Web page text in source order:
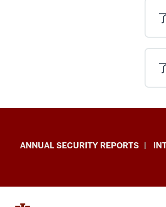
Office
International
ANNUAL SECURITY REPORTS